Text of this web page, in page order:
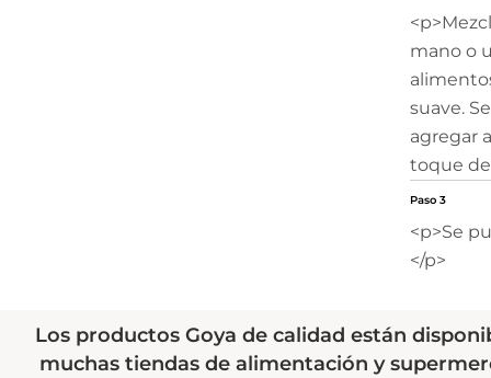
mano o
suave.
agregar
toque
Paso 3
<p>Se
</p>
Los productos Goya de calidad están
muchas tiendas de alimentación y